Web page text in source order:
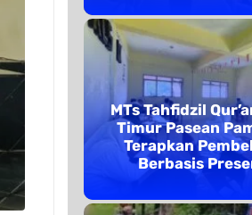
MTs Tahfidzil
Timur Pasean
Terapkan
Berbasis